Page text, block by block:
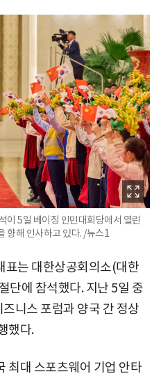
이 5일 베이징 인민대회당에서 열린
향해 인사하고 있다. /뉴스1
표는 대한상공회의소(대한
단에 참석했다. 지난 5일 중
니스 포럼과 양국 간 정상
했다.
최대 스포츠웨어 기업 안타